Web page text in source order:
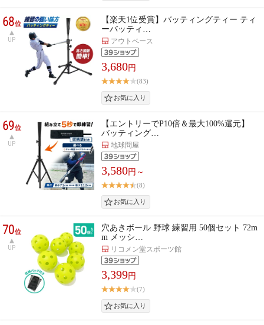
68位
UP
【楽天1位受賞】バッティングティー ティ
ーバッティ…
アウトベース
3,680円
(83)
69位
UP
【エントリーでP10倍＆最大100%還元】
バッティング…
地球問屋
3,580円～
(8)
70位
UP
穴あきボール 野球 練習用 50個セット 72m
m メッシ…
リコメン堂スポーツ館
3,399円
(7)